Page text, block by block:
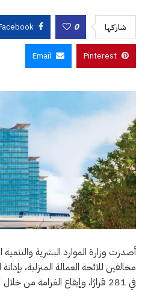
شاركها 0
Pinterest
Email
مخالفين للائحة العمالة المنزلية،
في 281 قرارًا، وإيقاع الغرامة من خلال 287 قرارًا آخر.